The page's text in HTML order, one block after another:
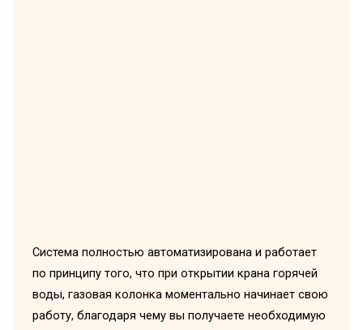
Система полностью автоматизирована и работает
по принципу того, что при открытии крана горячей
воды, газовая колонка моментально начинает свою
работу, благодаря чему вы получаете необходимую